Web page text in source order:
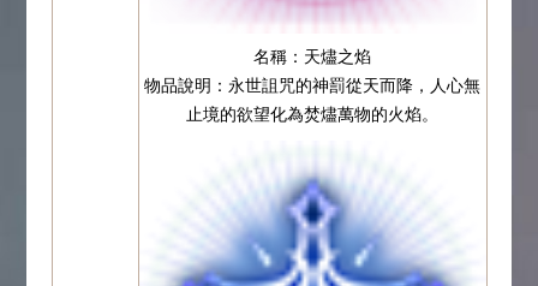
名稱：天燼之焰
物品說明：永世詛咒的神罰從天而降，人心無
止境的欲望化為焚燼萬物的火焰。